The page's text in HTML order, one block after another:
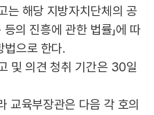
해당 지방자치단체의 공
의 진흥에 관한 법률」에 따
법으로 한다.
및 의견 청취 기간은 30일
육부장관은 다음 각 호의